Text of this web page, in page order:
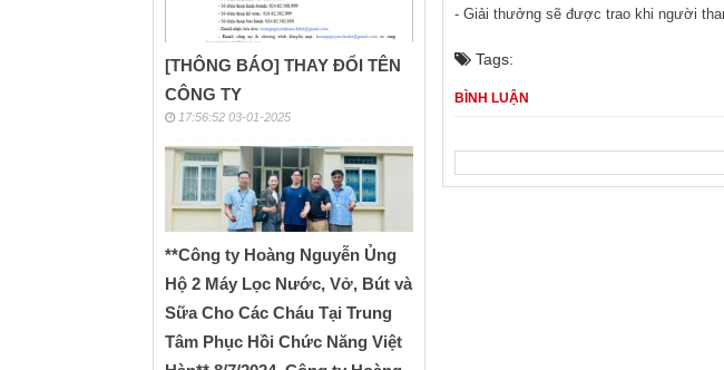
MINIGAME | ĐOÁN TÊN
Ngày đăng : 10:56:51 16-08-2024
đại lý, Nhà lắp đặt, Người dùng sản
[THÔNG BÁO] THAY ĐỔI TÊN
CÔNG TY
17:56:52 03-01-2025
**Công ty Hoàng Nguyễn Ủng
Hộ 2 Máy Lọc Nước, Vở, Bút và
Sữa Cho Các Cháu Tại Trung
Tâm Phục Hồi Chức Năng Việt